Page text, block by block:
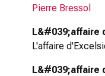
Pierre Bressol
L&#039;affaire
L'affaire
L&#039;affaire